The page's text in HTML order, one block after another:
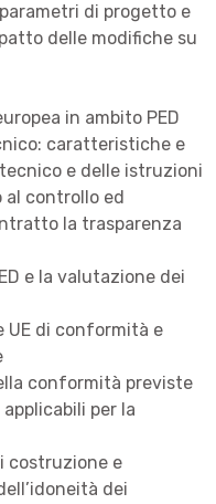
di progetto e
delle modifiche su
in ambito PED
caratteristiche e
e delle istruzioni
al controllo ed
la trasparenza
e la valutazione dei
UE di conformità e
conformità previste
per la
costruzione e
dei